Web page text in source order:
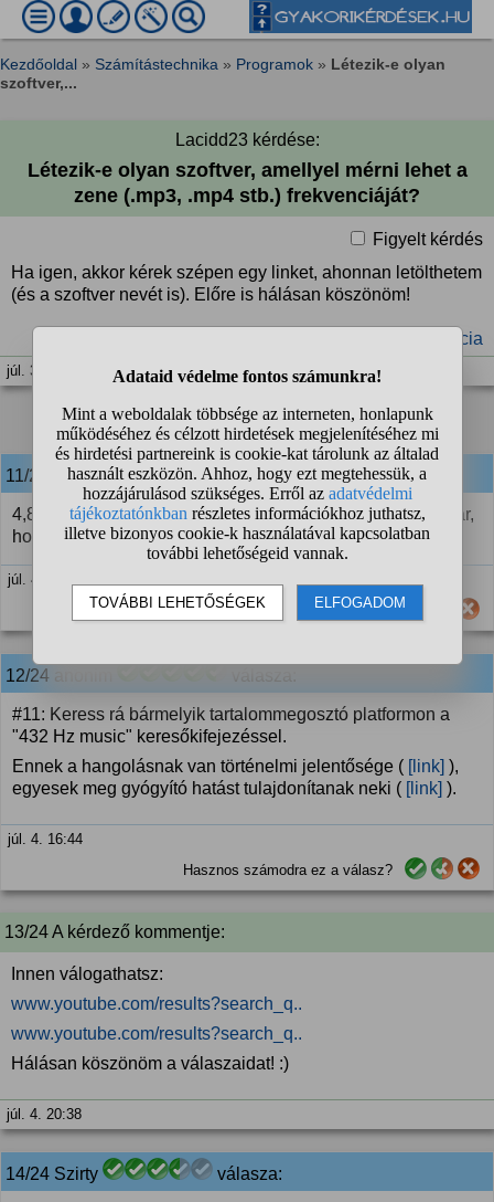
Kezdőoldal » Számítástechnika » Programok » Létezik-e olyan
szoftver,...
Lacidd23 kérdése:
Létezik-e olyan szoftver, amellyel mérni lehet a
zene (.mp3, .mp4 stb.) frekvenciáját?
Figyelt kérdés
Ha igen, akkor kérek szépen egy linket, ahonnan letölthetem
(és a szoftver nevét is). Előre is hálásan köszönöm!
#frekvencia
júl. 3. 21:17
❮ 1 2 3 ❯
11/24 anonim válasza:
4,8 vagyok, linkeld be ide azt a zenét. Kíváncsi vagyok már,
hogy mit takar egy ilyen alkotás. :)
júl. 4. 16:29
Hasznos számodra ez a válasz?
12/24
#11: Keress rá bármelyik tartalommegosztó platformon a
"432 Hz music" keresőkifejezéssel.
Ennek a hangolásnak van történelmi jelentősége ( [link] ),
egyesek meg gyógyító hatást tulajdonítanak neki ( [link] ).
júl. 4. 16:44
Hasznos számodra ez a válasz?
13/24 A kérdező kommentje:
Innen válogathatsz:
www.youtube.com/results?search_q..
www.youtube.com/results?search_q..
Hálásan köszönöm a válaszaidat! :)
júl. 4. 20:38
14/24 Szirty válasza: